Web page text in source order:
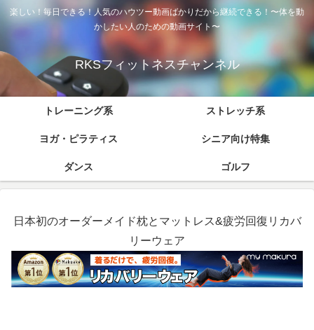
楽しい！毎日できる！人気のハウツー動画ばかりだから継続できる！〜体を動
かしたい人のための動画サイト〜
RKSフィットネスチャンネル
トレーニング系 ストレッチ系
ヨガ・ピラティス シニア向け特集
ダンス ゴルフ
日本初のオーダーメイド枕とマットレス&疲労回復リカバ
リーウェア